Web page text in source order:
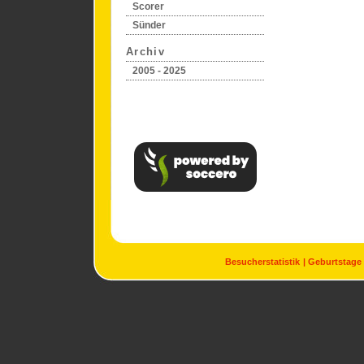
Scorer
Sünder
Archiv
2005 - 2025
Besucherstatistik Geburtstage